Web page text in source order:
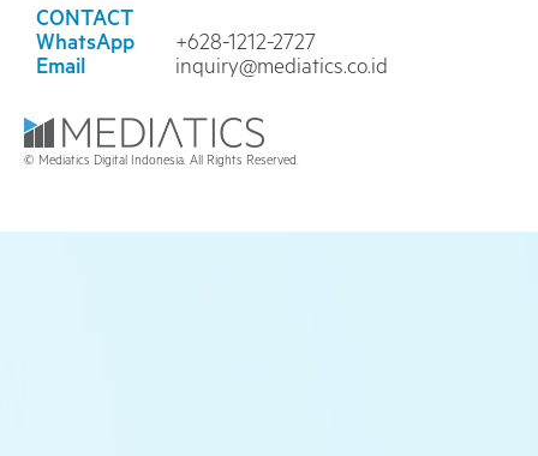
CONTACT
WhatsApp
+628-1212-2727
Email
inquiry@mediatics.co.id
© Mediatics Digital Indonesia. All Rights Reserved.